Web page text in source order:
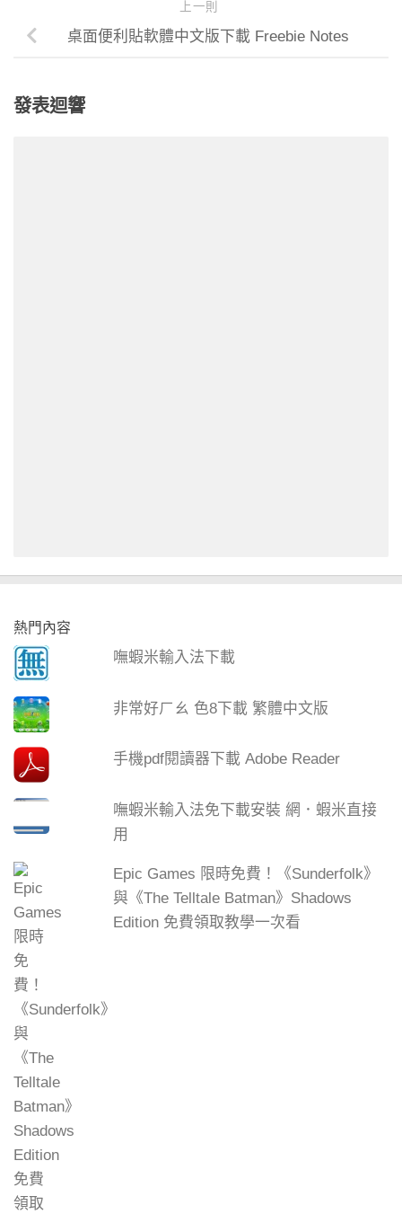
上一則
桌面便利貼軟體中文版下載 Freebie Notes
發表迴響
熱門內容
嘸蝦米輸入法下載
非常好ㄏㄠ 色8下載 繁體中文版
手機pdf閱讀器下載 Adobe Reader
嘸蝦米輸入法免下載安裝 網．蝦米直接
用
Epic Games 限時免費！《Sunderfolk》
與《The Telltale Batman》Shadows
Edition 免費領取教學一次看